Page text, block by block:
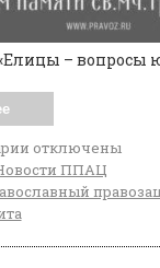
– вопросы
отключены
ППАЦ